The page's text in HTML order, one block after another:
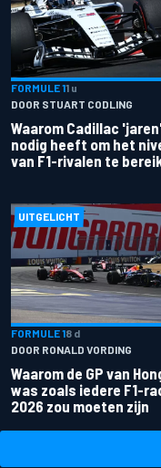
FORMULE 11 u
DOOR STUART CODLING
Waarom Cadillac
nodig heeft om het
van F1-rivalen te
UITGELICHT
FORMULE 18 d
DOOR RONALD VORDING
Waarom de GP van
was zoals iedere F1-
2026 zou moeten zijn